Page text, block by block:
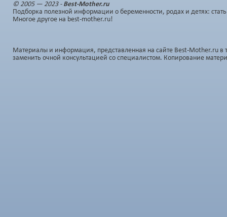
© 2005 — 2023 - Best-Mother.ru
Подборка полезной информации о беременности, родах и детях:
Многое другое на best-mother.ru!
Материалы и информация, представленная на сайте Best-Mother.ru
заменить очной консультацией со специалистом. Копирование